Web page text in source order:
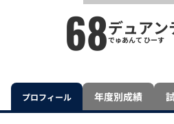
68デュアン
でゅあんて ひーす
プロフィール 年度別成績